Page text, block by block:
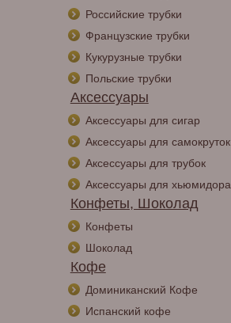
Российские трубки
Французские трубки
Кукурузные трубки
Польские трубки
Аксессуары
Аксессуары для сигар
Аксессуары для самокруток
Аксессуары для трубок
Аксессуары для хьюмидора
Конфеты, Шоколад
Конфеты
Шоколад
Кофе
Доминиканский Кофе
Испанский кофе